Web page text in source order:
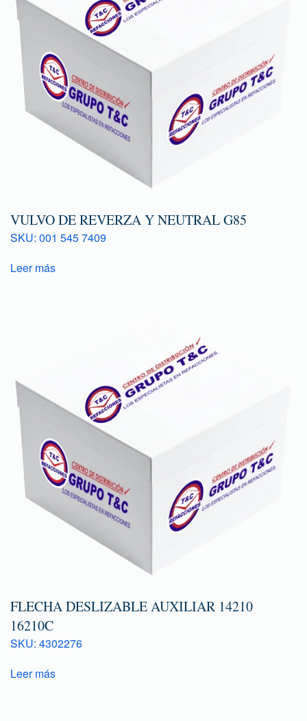
VULVO DE REVERZA Y NEUTRAL G85
SKU: 001 545 7409
Leer más
FLECHA DESLIZABLE AUXILIAR 14210
16210C
SKU: 4302276
Leer más